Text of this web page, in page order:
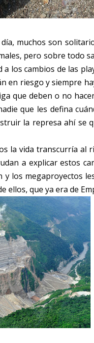
muchos son
pero sobre todo
los cambios de las
en riesgo y siempre
que deben o no
que les defina
la represa ahí se
la vida transcurría
a explicar estos
y los megaproyectos
ellos, que ya era de